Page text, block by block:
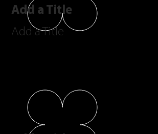
Add a Title
Add a Title